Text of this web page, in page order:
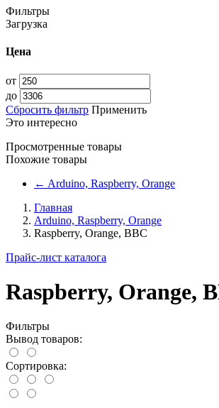
Фильтры
Загрузка
Цена
от
до
Сбросить фильтр Применить
Это интересно
Просмотренные товары
Похожие товары
← Arduino, Raspberry, Orange
Главная
Arduino, Raspberry, Orange
Raspberry, Orange, BBC
Прайс-лист каталога
Raspberry, Orange,
Фильтры
Вывод товаров:
Сортировка: